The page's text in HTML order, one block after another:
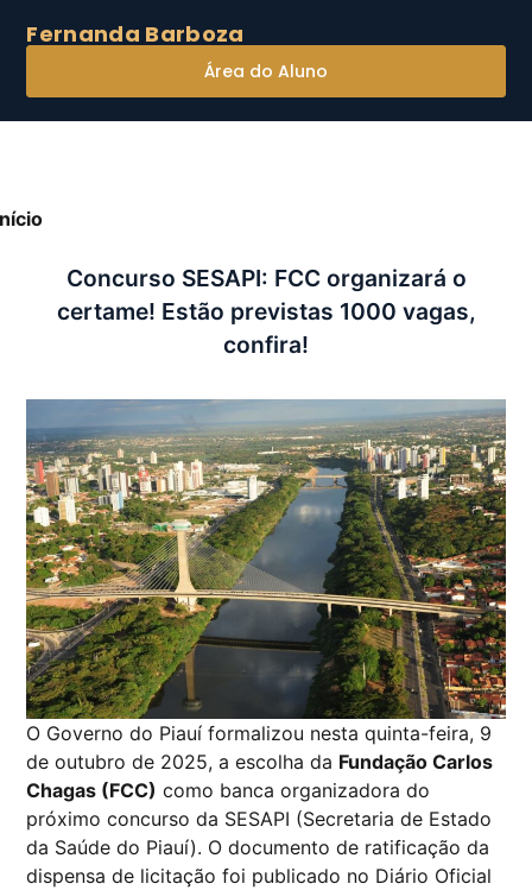
Fernanda Barboza
Área do Aluno
Concurso SESAPI: FCC organizará o
certame! Estão previstas 1000 vagas,
confira!
O Governo do Piauí formalizou nesta quinta-feira, 9
de outubro de 2025, a escolha da Fundação Carlos
Chagas (FCC) como banca organizadora do
próximo concurso da SESAPI (Secretaria de Estado
da Saúde do Piauí). O documento de ratificação da
dispensa de licitação foi publicado no Diário Oficial